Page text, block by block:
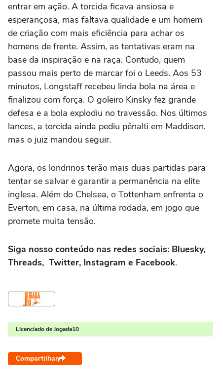
entrar em ação. A torcida ficava ansiosa e
esperançosa, mas faltava qualidade e um homem
de criação com mais eficiência para achar os
homens de frente. Assim, as tentativas eram na
base da inspiração e na raça. Contudo, quem
passou mais perto de marcar foi o Leeds. Aos 53
minutos, Longstaff recebeu linda bola na área e
finalizou com força. O goleiro Kinsky fez grande
defesa e a bola explodiu no travessão. Nos últimos
lances, a torcida ainda pediu pênalti em Maddison,
mas o juiz mandou seguir.
Agora, os londrinos terão mais duas partidas para
tentar se salvar e garantir a permanência na elite
inglesa. Além do Chelsea, o Tottenham enfrenta o
Everton, em casa, na última rodada, em jogo que
promete muita tensão.
Siga nosso conteúdo nas redes sociais: Bluesky,
Threads, Twitter, Instagram e Facebook.
Licenciado de Jogada10
Compartilhar